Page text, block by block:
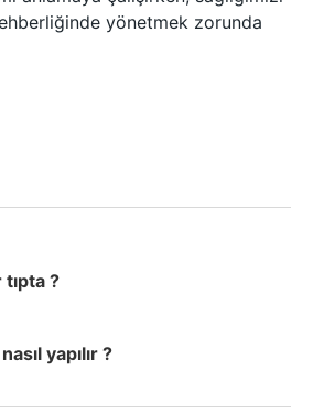
yönetmek zorunda
?
yapılır ?